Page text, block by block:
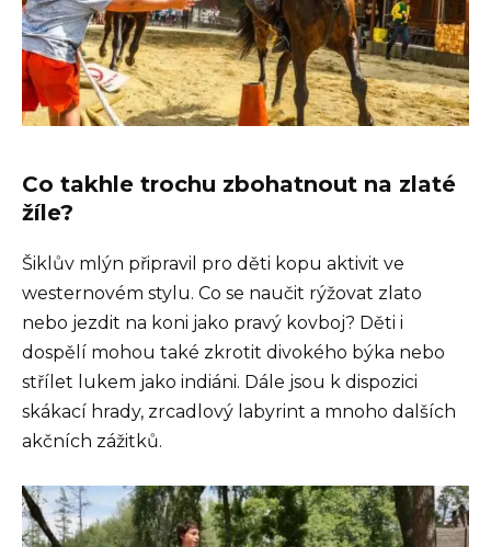
Co takhle trochu zbohatnout na zlaté
žíle?
Šiklův mlýn připravil pro děti kopu aktivit ve
westernovém stylu. Co se naučit rýžovat zlato
nebo jezdit na koni jako pravý kovboj? Děti i
dospělí mohou také zkrotit divokého býka nebo
střílet lukem jako indiáni. Dále jsou k dispozici
skákací hrady, zrcadlový labyrint a mnoho dalších
akčních zážitků.